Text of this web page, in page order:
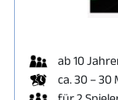
ab 10
ca. 30 – 30